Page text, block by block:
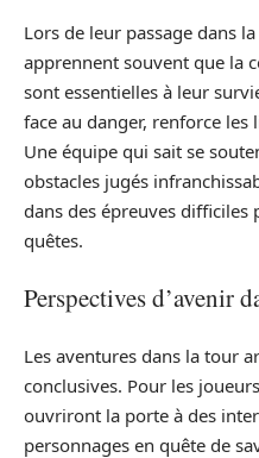
Lors de leur passage dans
apprennent souvent que la
sont essentielles à leur
face au danger, renforce les
Une équipe qui sait se
obstacles jugés
dans des épreuves difficiles
quêtes.
Perspectives d’avenir
Les aventures dans la tour
conclusives. Pour les
ouvriront la porte à des
personnages en quête de